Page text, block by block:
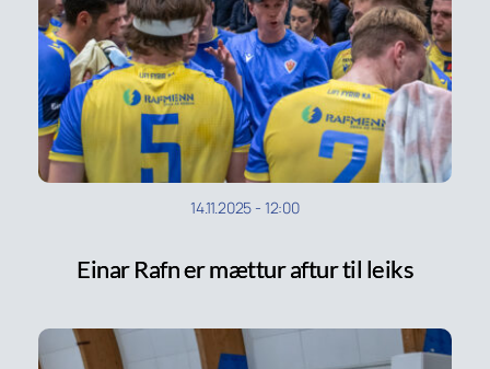
14.11.2025 - 12:00
Einar Rafn er mættur aftur til leiks